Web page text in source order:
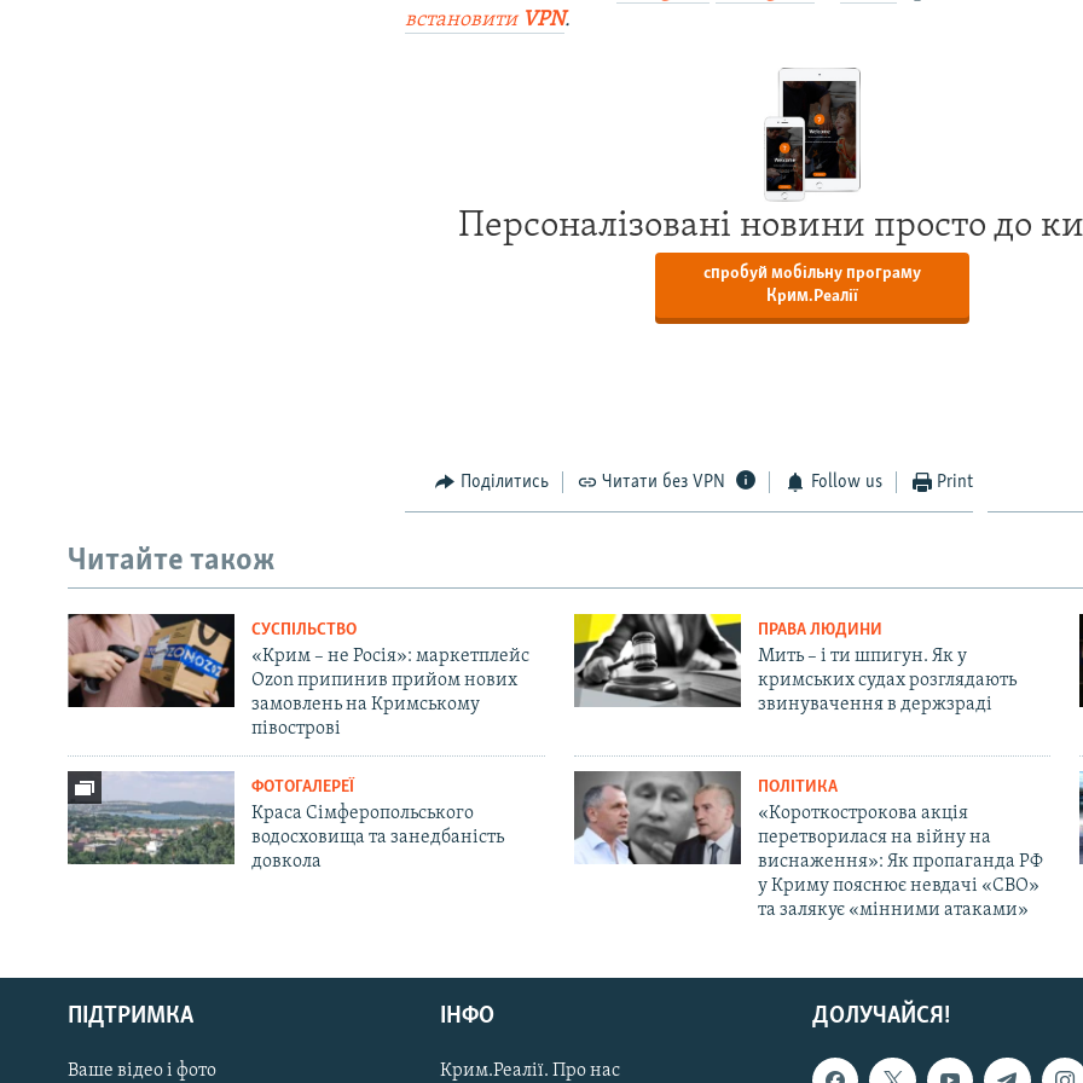
Русский
Qırımtatar
встановити VPN.
Персоналізовані новини просто до
спробуй мобільну програму
Крим.Реалії
Поділитись Читати без VPN Follow us Print
Читайте також
СУСПІЛЬСТВО
«Крим – не Росія»: маркетплейс
Ozon припинив прийом нових
замовлень на Кримському
півострові
ПРАВА ЛЮДИНИ
Мить – і ти шпигун. Як у
кримських судах розглядають
звинувачення в держзраді
ФОТОГАЛЕРЕЇ
Краса Сімферопольського
водосховища та занедбаність
довкола
ПОЛІТИКА
«Короткострокова акція
перетворилася на війну на
виснаження»: Як пропаганда РФ
у Криму пояснює невдачі «СВО»
та залякує «мінними атаками»
ДОЛУЧАЙСЯ!
ПІДТРИМКА
Ваше відео і фото
ІНФО
Крим.Реалії. Про нас